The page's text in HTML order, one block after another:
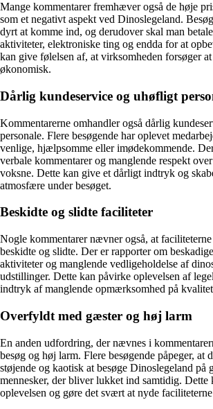
Mange kommentarer fremhæver også de høje
som et negativt aspekt ved Dinoslegeland.
dyrt at komme ind, og derudover skal man
aktiviteter, elektroniske ting og endda for at
kan give følelsen af, at virksomheden forsøger
økonomisk.
Dårlig kundeservice og uhøfligt
Kommentarerne omhandler også dårlig
personale. Flere besøgende har oplevet
venlige, hjælpsomme eller imødekommende.
verbale kommentarer og manglende respekt
voksne. Dette kan give et dårligt indtryk og
atmosfære under besøget.
Beskidte og slidte faciliteter
Nogle kommentarer nævner også, at
beskidte og slidte. Der er rapporter om
aktiviteter og manglende vedligeholdelse af
udstillinger. Dette kan påvirke oplevelsen af
indtryk af manglende opmærksomhed på
Overfyldt med gæster og høj larm
En anden udfordring, der nævnes i
besøg og høj larm. Flere besøgende påpeger, at
støjende og kaotisk at besøge Dinoslegeland på
mennesker, der bliver lukket ind samtidig. Dette
oplevelsen og gøre det svært at nyde